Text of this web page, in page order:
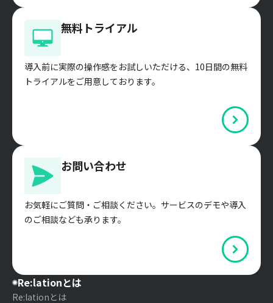
無料トライアル
導入前に実際の操作感をお試しいただける、10日間の無料
トライアルをご用意しております。
お問い合わせ
お気軽にご質問・ご相談ください。サービスのデモや導入
のご相談なども承ります。
Re:lationとは
Re:lationとは